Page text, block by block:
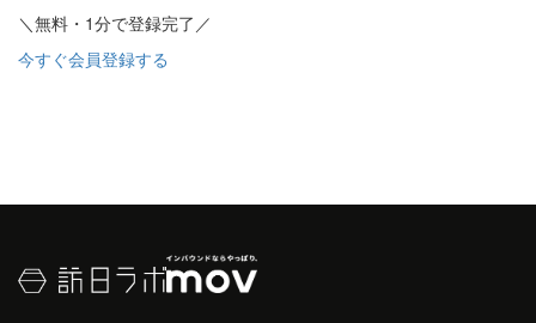
＼無料・1分で登録完了／
今すぐ会員登録する